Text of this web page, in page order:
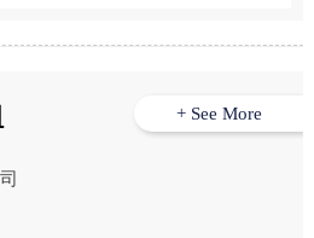
+ See More